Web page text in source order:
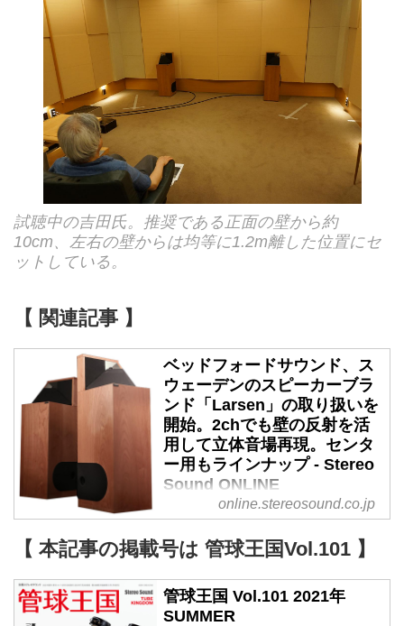
試聴中の吉田氏。推奨である正面の壁から約
10cm、左右の壁からは均等に1.2m離した位置にセ
ットしている。
【 関連記事 】
ベッドフォードサウンド、ス
ウェーデンのスピーカーブラ
ンド「Larsen」の取り扱いを
開始。2chでも壁の反射を活
用して立体音場再現。センタ
ー用もラインナップ - Stereo
Sound ONLINE
ベッドフォードサウンドは、日本
ーカーブランド「Larsen」から、
「Model 9」「Model 8.2」
「Model 6.2」と、センター用の
online.stereosound.co.jp
【 本記事の掲載号は 管球王国Vol.101 】
管球王国 Vol.101 2021年
SUMMER